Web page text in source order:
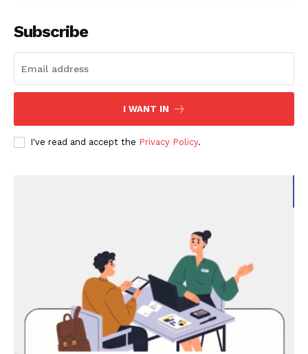
Subscribe
I WANT IN
I've read and accept the Privacy Policy.